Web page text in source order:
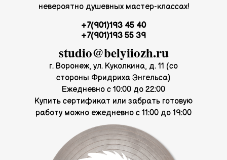
г. Воронеж, ул. Куколкина, д. 11 (со
стороны Фридриха Энгельса)
Ежедневно с 10:00 до 22:00
Купить сертификат или забрать готовую
работу можно ежедневно с 11:00 до 19:00
studio@belyiiozh.ru
+7(901)193 45 40
+7(901)193 55 39
невероятно душевных мастер-классах!